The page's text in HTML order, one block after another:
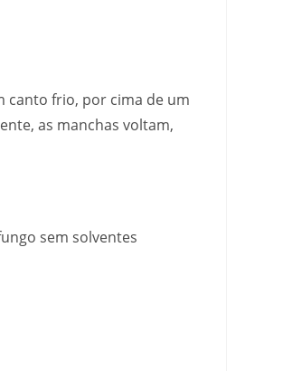
canto frio, por cima de um
as manchas voltam,
sem solventes